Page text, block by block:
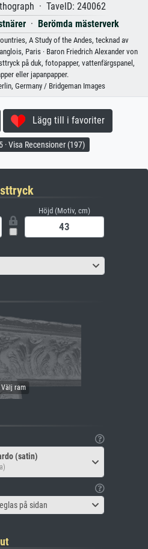
· TavelD: 240062
· Berömda mästerverk
A Study of the Andes, tecknad av
Paris · Baron Friedrich Alexander von
på duk, fotopapper, vattenfärgspanel,
eller japanpapper.
Germany / Bridgeman Images
Lägg till i favoriter
· Visa Recensioner (197)
Höjd (Motiv, cm)
(satin)
på sidan